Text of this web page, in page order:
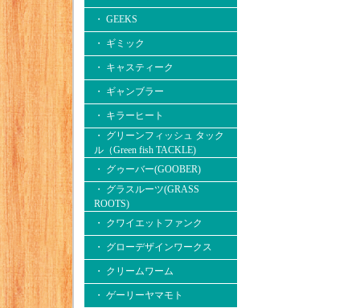
・ GEEKS
・ ギミック
・ キャスティーク
・ ギャンブラー
・ キラーヒート
・ グリーンフィッシュ タック
ル（Green fish TACKLE)
・ グゥーバー(GOOBER)
・ グラスルーツ(GRASS
ROOTS)
・ クワイエットファンク
・ グローデザインワークス
・ クリームワーム
・ ゲーリーヤマモト